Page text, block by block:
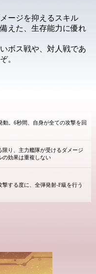
ージを抑える スキル
えた、 生存能力に優れ
ボス戦や、対人戦であ
。
動。6秒間、自身が全ての攻撃を回
限り、主力艦隊が受けるダメージ
の効果は重複しない
する度に、全弾発射-F級を行う